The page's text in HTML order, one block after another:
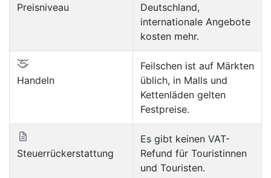
Preisniveau
Deutschland,
internationale Angebote
kosten mehr.
Handeln
Feilschen ist auf Märkten
üblich, in Malls und
Kettenläden gelten
Festpreise.
Steuerrückerstattung
Es gibt keinen VAT-
Refund für Touristinnen
und Touristen.